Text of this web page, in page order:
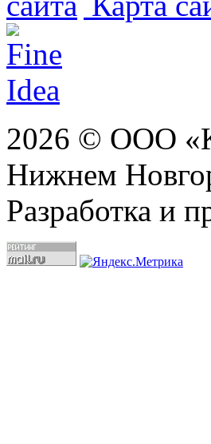
2026 © ООО
Нижнем
Разработка и